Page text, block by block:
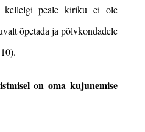
kellelgi peale kiriku ei ole
õpetada ja põlvkondadele
on oma kujunemise